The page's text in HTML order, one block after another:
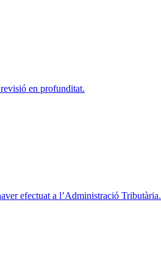
en profunditat.
efectuat a l’Administració Tributària.